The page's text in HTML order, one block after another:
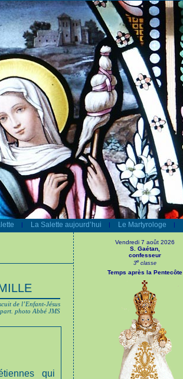
| La Salette aujourd’hui | Le Martyrologe |
de l’Enfant-Jésus
photo Abbé JMS
qui
Vendredi 7 août 2026
S. Gaétan,
confesseur
3eclasse
Temps après la Pentecôte